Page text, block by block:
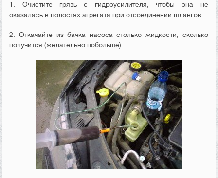
1. Очистите грязь с гидроусилителя, чтобы она не
оказалась в полостях агрегата при отсоединении шлангов.
2. Откачайте из бачка насоса столько жидкости, сколько
получится (желательно побольше).